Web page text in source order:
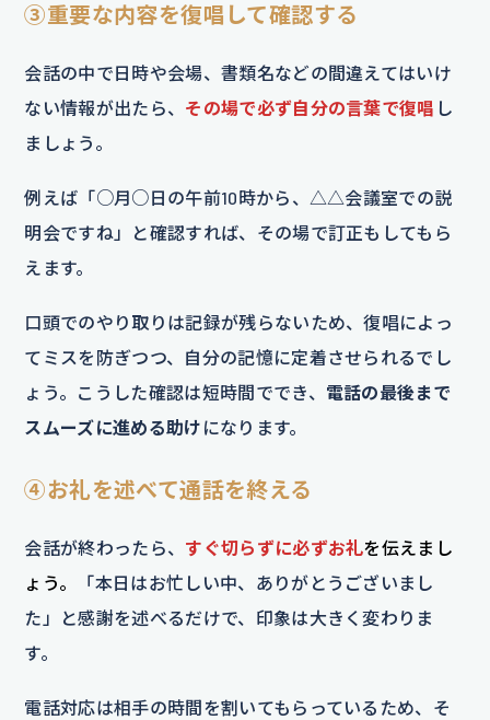
③重要な内容を復唱して確認する
会話の中で日時や会場、書類名などの間違えてはいけ
ない情報が出たら、 その場で必ず自分の言葉で復唱 し
ましょう。
例えば「○月○日の午前10時から、△△会議室での説
明会ですね」と確認すれば、その場で訂正もしてもら
えます。
口頭でのやり取りは記録が残らないため、復唱によっ
てミスを防ぎつつ、自分の記憶に定着させられるでし
ょう。こうした確認は短時間ででき、 電話の最後まで
スムーズに進める助け になります。
④お礼を述べて通話を終える
会話が終わったら、 すぐ切らずに必ずお礼を伝えまし
ょう。
「本日はお忙しい中、ありがとうございまし
た」と感謝を述べるだけで、印象は大きく変わりま
す。
電話対応は相手の時間を割いてもらっているため、そ